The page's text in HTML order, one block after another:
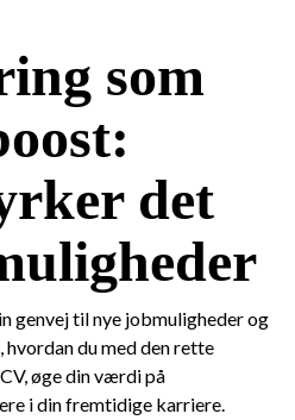
som
det
genvej til nye jobmuligheder og
du med den rette
øge din værdi på
i din fremtidige karriere.